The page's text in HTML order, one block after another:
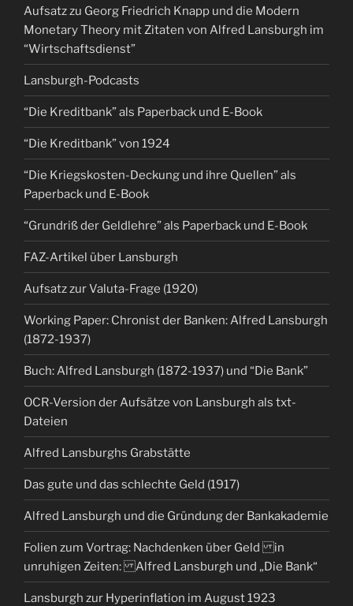
Aufsatz zu Georg Friedrich Knapp und die Modern
Monetary Theory mit Zitaten von Alfred Lansburgh im
“Wirtschaftsdienst”
Lansburgh-Podcasts
“Die Kreditbank” als Paperback und E-Book
“Die Kreditbank” von 1924
“Die Kriegskosten-Deckung und ihre Quellen” als
Paperback und E-Book
“Grundriß der Geldlehre” als Paperback und E-Book
FAZ-Artikel über Lansburgh
Aufsatz zur Valuta-Frage (1920)
Working Paper: Chronist der Banken: Alfred Lansburgh
(1872-1937)
Buch: Alfred Lansburgh (1872-1937) und “Die Bank”
OCR-Version der Aufsätze von Lansburgh als txt-
Dateien
Alfred Lansburghs Grabstätte
Das gute und das schlechte Geld (1917)
Alfred Lansburgh und die Gründung der Bankakademie
Folien zum Vortrag: Nachdenken über Geld in
unruhigen Zeiten: Alfred Lansburgh und „Die Bank“
Lansburgh zur Hyperinflation im August 1923